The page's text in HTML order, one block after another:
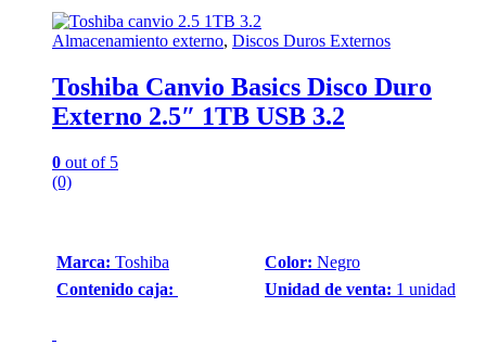
Almacenamiento externo, Discos Duros Externos
Toshiba Canvio Basics Disco Duro
Externo 2.5″ 1TB USB 3.2
0 out of 5
(0)
Marca: Toshiba Color: Negro
Contenido caja:
Unidad de venta: 1 unidad